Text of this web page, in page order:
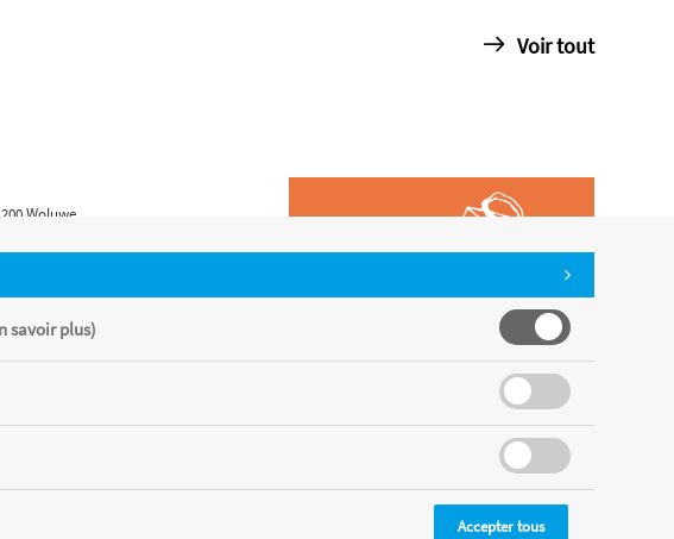
Voir tout
savoir plus)
Accepter tous
Woluwe